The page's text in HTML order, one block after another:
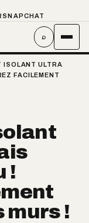
SNAPCHAT
⌕
ISOLANT ULTRA
FACILEMENT
!
murs !